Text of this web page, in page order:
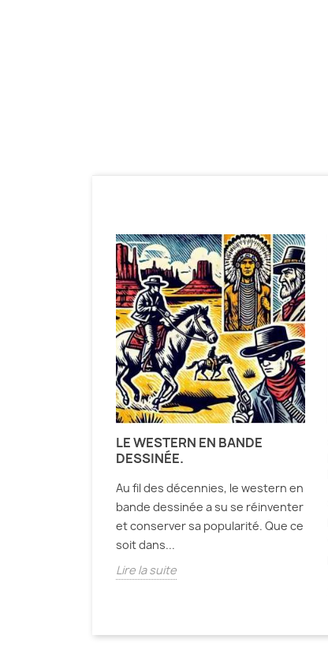
LE WESTERN EN BANDE
DESSINÉE.
Au fil des décennies, le western en
bande dessinée a su se réinventer
et conserver sa popularité. Que ce
soit dans...
Lire la suite